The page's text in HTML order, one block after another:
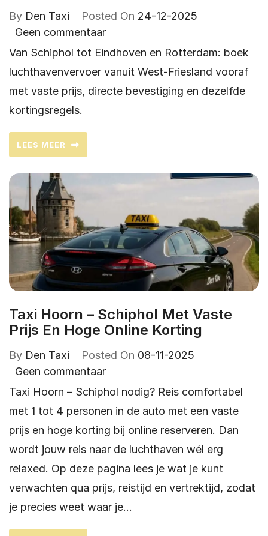
By Den Taxi Posted On 24-12-2025
Geen commentaar
Van Schiphol tot Eindhoven en Rotterdam: boek
luchthavenvervoer vanuit West-Friesland vooraf
met vaste prijs, directe bevestiging en dezelfde
kortingsregels.
LEES MEER
Taxi Hoorn – Schiphol Met Vaste
Prijs En Hoge Online Korting
By Den Taxi Posted On 08-11-2025
Geen commentaar
Taxi Hoorn – Schiphol nodig? Reis comfortabel
met 1 tot 4 personen in de auto met een vaste
prijs en hoge korting bij online reserveren. Dan
wordt jouw reis naar de luchthaven wél erg
relaxed. Op deze pagina lees je wat je kunt
verwachten qua prijs, reistijd en vertrektijd, zodat
je precies weet waar je…